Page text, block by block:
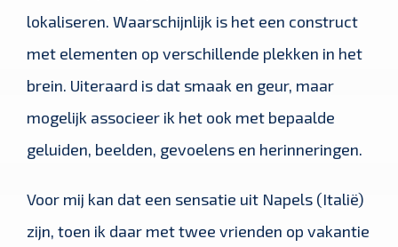
lokaliseren. Waarschijnlijk is het een construct
met elementen op verschillende plekken in het
brein. Uiteraard is dat smaak en geur, maar
mogelijk associeer ik het ook met bepaalde
geluiden, beelden, gevoelens en herinneringen.
Voor mij kan dat een sensatie uit Napels (Italië)
zijn, toen ik daar met twee vrienden op vakantie